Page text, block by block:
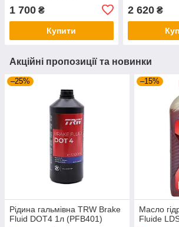
(2087580058)
1 700 ₴
Купити
2 620₴
Акційні пропозиції та новинки
–25%
Рідина гальмівна TRW Brake
Fluid DOT4 1л (PFB401)
–15%
Масло
Fluide